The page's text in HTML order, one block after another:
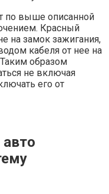
по выше описанной
Красный
на замок зажигания,
кабеля от нее на
образом
не включая
его от